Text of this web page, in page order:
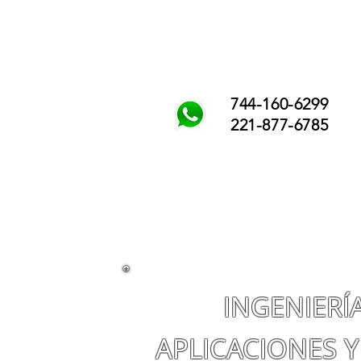
APLICACIONES
744-160-6299
221-877-6785